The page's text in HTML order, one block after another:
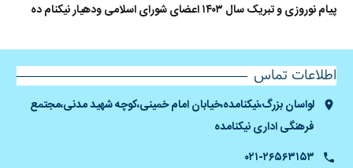
پیام نوروزی و تبریک سال ۱۴۰۳ اعضای شورای اسلامی ودهیار نیکنام ده
اطلاعات تماس
لواسان بزرگ،نیکنامده،خیابان امام خمینی،کوچه شهید مدنی،مجتمع
فرهنگی اداری نیکنامده
۰۲۱-۲۶۵۶۳۱۵۳